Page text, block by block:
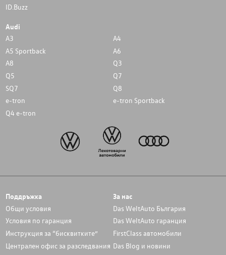
ID.Buzz
Audi
A3
A4
A5 Sportback
A6
A8
Q3
Q5
Q7
SQ7
Q8
e-tron
e-tron Sportback
Q4 e-tron
Поддръжка
Общи условия
Условия по гаранция
Инструкция за “бисквитките”
Централен офис за разследвания
За нас
Das WeltAuto България
Das WeltAuto гаранция
FirstClass автомобили
Das Blog и новини